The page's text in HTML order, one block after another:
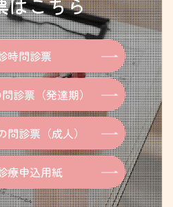
時問診票
診票（発達期）
問診票（成人）
療申込用紙